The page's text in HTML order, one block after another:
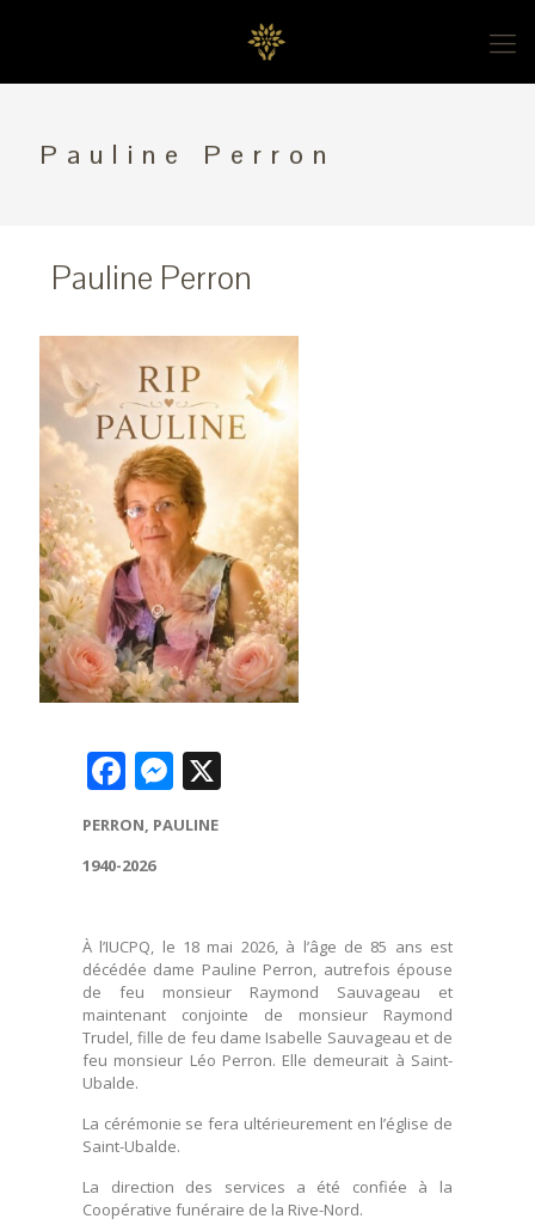
Pauline Perron
Pauline Perron
Facebook
Messenger
PERRON, PAULINE
1940-2026
À l’IUCPQ, le 18 mai 2026, à l’âge de 85 ans est
décédée dame Pauline Perron, autrefois épouse
de feu monsieur Raymond Sauvageau et
maintenant conjointe de monsieur Raymond
Trudel, fille de feu dame Isabelle Sauvageau et de
feu monsieur Léo Perron. Elle demeurait à Saint-
Ubalde.
La cérémonie se fera ultérieurement en l’église de
Saint-Ubalde.
La direction des services a été confiée à la
Coopérative funéraire de la Rive-Nord.